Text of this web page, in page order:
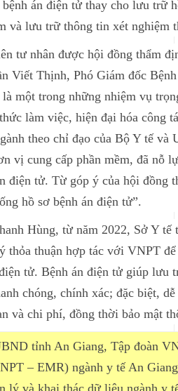
án điện tử thay cho lưu trữ
và lưu trữ thông tin xét nghiệm
tư nhân được hội đồng thẩm
Viết Thịnh, Phó Giám đốc
một trong những nhiệm vụ
làm việc, hiện đại hóa công
theo chỉ đạo của Bộ Y tế
vị cung cấp phần mềm, đã nỗ
điện tử. Từ góp ý của hội đồng
hồ sơ bệnh án điện tử”.
Hùng, từ năm 2022, Sở Y tế
thỏa thuận hợp tác với VNPT
tử. Bệnh án điện tử giúp
chóng, chính xác; đặc biệt,
và chi phí, đồng thời bảo mật
tỉnh An Giang, Tập đoàn
– EMR) ngành y tế An
lý và khai thác dữ liệu ngành y